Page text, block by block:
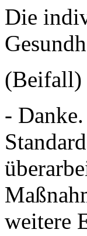
Die
(Beifall)
-
weitere